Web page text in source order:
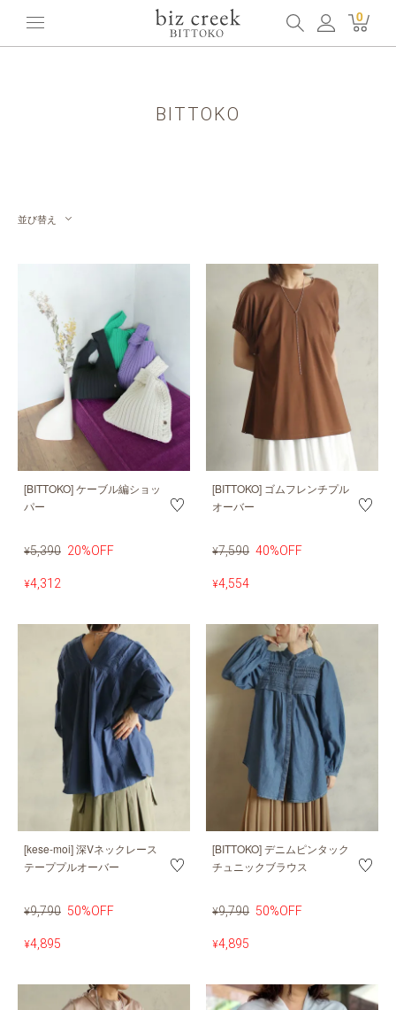
0
ブランド BITTOKO
BITTOKO
並び替え
[BITTOKO] ケーブル編ショッ
パー
¥5,390 20%OFF
¥4,312
[BITTOKO] ゴムフレンチプル
オーバー
¥7,590 40%OFF
¥4,554
[kese-moi] 深Vネックレース
テーププルオーバー
¥9,790 50%OFF
¥4,895
[BITTOKO] デニムピンタック
チュニックブラウス
¥9,790 50%OFF
¥4,895